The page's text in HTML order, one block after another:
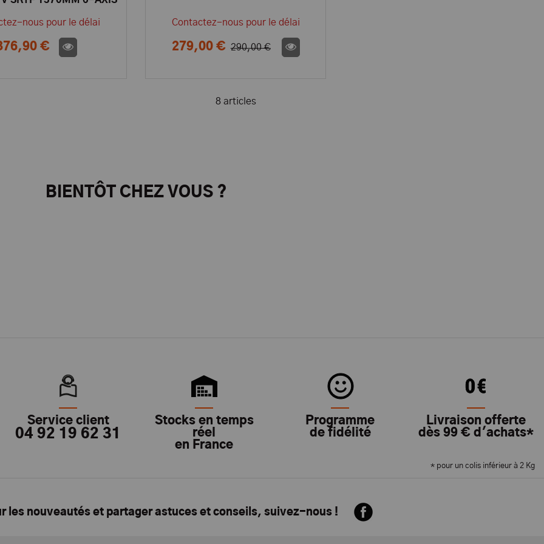
25MW
nous pour le délai
€
Contactez-nous pour le délai
279,00 € 290,00 €
8 articles
BIENTÔT CHEZ VOUS ?
Service client
04 92 19 62 31
Stocks en temps
réel
en France
Programme
de fidélité
Livraison offerte
dès 99 € d'achats*
* pour un colis inférieur à 2 Kg
les nouveautés et partager astuces et conseils, suivez-nous !